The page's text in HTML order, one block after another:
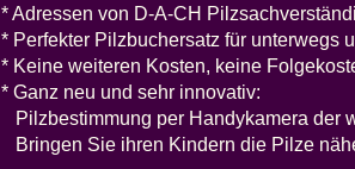
* Adressen von D-A-CH
* Perfekter Pilzbuchersatz für unterwegs
* Keine weiteren Kosten, keine
* Ganz neu und sehr innovativ:
Pilzbestimmung per Handykamera der
Bringen Sie ihren Kindern die Pilze